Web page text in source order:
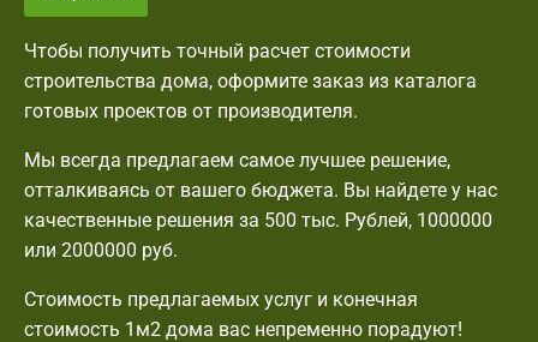
Чтобы получить точный расчет стоимости
строительства дома, оформите заказ из каталога
готовых проектов от производителя.
Мы всегда предлагаем самое лучшее решение,
отталкиваясь от вашего бюджета. Вы найдете у нас
качественные решения за 500 тыс. Рублей, 1000000
или 2000000 руб.
Стоимость предлагаемых услуг и конечная
стоимость 1м2 дома вас непременно порадуют!